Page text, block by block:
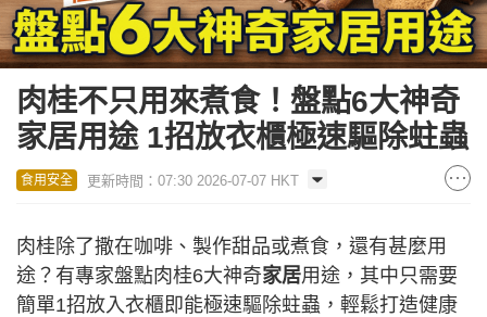
肉桂不只用來煮食！盤點6大神奇
家居用途 1招放衣櫃極速驅除蛀蟲
食用安全 更新時間：07:30 2026-07-07 HKT
肉桂除了撒在咖啡、製作甜品或煮食，還有甚麼用
途？有專家盤點肉桂6大神奇家居用途，其中只需要
簡單1招放入衣櫃即能極速驅除蛀蟲，輕鬆打造健康